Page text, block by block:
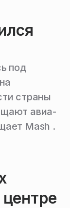
под
страны
авиа-
Mash .